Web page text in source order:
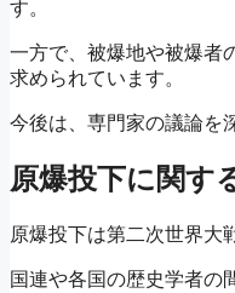
す。
一方で、被爆地や被爆者
求められています。
今後は、専門家の議論を
原爆投下に関す
原爆投下は第二次世界大
国連や各国の歴史学者の